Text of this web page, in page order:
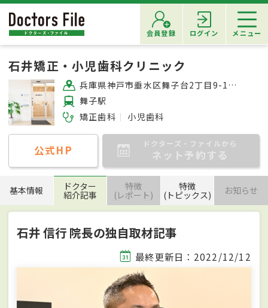
会員登録 ログイン メニュー
石井矯正・小児歯科クリニック
兵庫県神戸市垂水区舞子台2丁目9-10 ミサキメディカルビル3F
舞子駅
矯正歯科
小児歯科
公式HP ドクターズ・ファイルから
ネット予約する
基本情報 ドクター
紹介記事
特徴
(レポート)
特徴
(トピックス) お知らせ
石井 信行 院長の独自取材記事
最終更新日：2022/12/12